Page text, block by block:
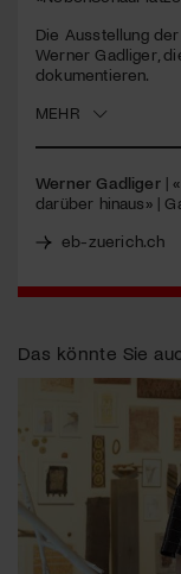
Die Ausstellung
Werner Gadliger,
dokumentieren.
MEHR
Werner Gadliger|
darüber hinaus» |
eb-zuerich.ch
Das könnte Sie
Jetzt Mitglied